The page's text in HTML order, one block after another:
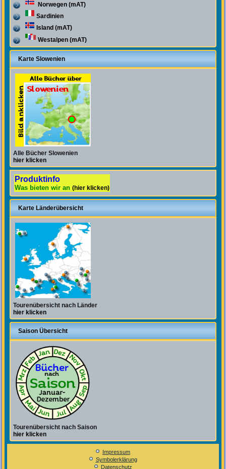
Norwegen (mAT)
Sardinien
Island (mAT)
Westalpen (mAT)
Karte Slowenien
Alle Bücher Slowenien
hier klicken
Produktinfo
Was bieten wir an(hier klicken)
Karte Länderübersicht
Tourenübersicht nach Länder
hier klicken
Saison Übersicht
Tourenübersicht nach Saison
hier klicken
Impressum
Symbolerklärung
Datenschutz